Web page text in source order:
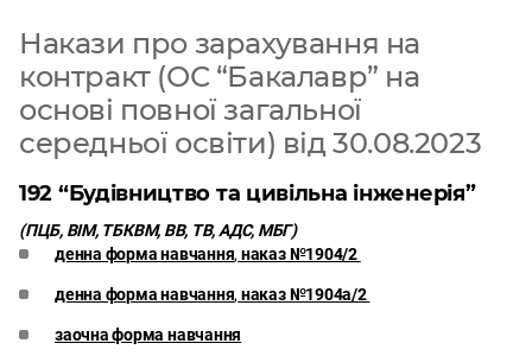
Накази про зарахування на
контракт (ОС “Бакалавр” на
основі повної загальної
середньої освіти) від 30.08.2023
192 “Будівництво та цивільна інженерія”
(ПЦБ, ВІM, ТБКВМ, ВВ, ТВ, АДС, МБГ)
денна форма навчання, наказ №1904/2
денна форма навчання, наказ №1904а/2
заочна форма навчання